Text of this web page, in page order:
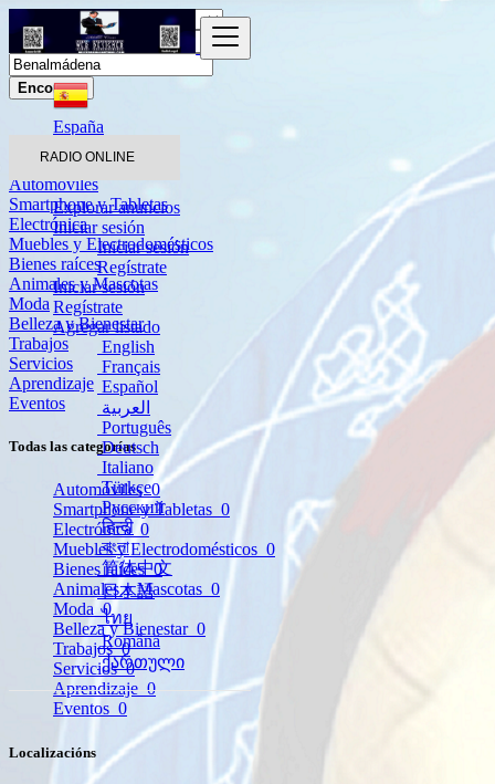
RADIO ONLINE
Explorar anuncios
Iniciar sesión
Iniciar sesión
Regístrate
Iniciar sesión
Regístrate
Agregar listado
English
Français
Español
العربية
Português
Deutsch
Italiano
Türkçe
Русский
हिन्दी
বাংলা
简体中文
日本語
ไทย
Română
ქართული
Encontrar
España
Automóviles
Smartphone y Tabletas
Electrónica
Muebles y Electrodomésticos
Bienes raíces
Animales y Mascotas
Moda
Belleza y Bienestar
Trabajos
Servicios
Aprendizaje
Eventos
Todas las categorías
Automóviles0
Smartphone y Tabletas 0
Electrónica 0
Muebles y Electrodomésticos 0
Bienes raíces0
Animales y Mascotas 0
Moda 0
Belleza y Bienestar 0
Trabajos0
Servicios0
Aprendizaje 0
Eventos 0
Localizacións